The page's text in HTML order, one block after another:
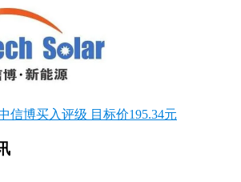
信博买入评级 目标价195.34元